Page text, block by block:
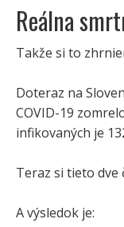
Reálna
Takže si to
Doteraz na
COVID-19
infikovaných je
Teraz si tieto dve
A výsledok je: